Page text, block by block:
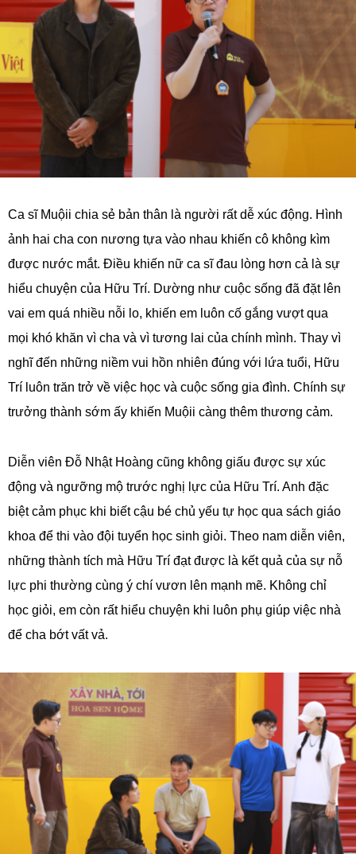
Ca sĩ Muộii chia sẻ bản thân là người rất dễ xúc động. Hình
ảnh hai cha con nương tựa vào nhau khiến cô không kìm
được nước mắt. Điều khiến nữ ca sĩ đau lòng hơn cả là sự
hiểu chuyện của Hữu Trí. Dường như cuộc sống đã đặt lên
vai em quá nhiều nỗi lo, khiến em luôn cố gắng vượt qua
mọi khó khăn vì cha và vì tương lai của chính mình. Thay vì
nghĩ đến những niềm vui hồn nhiên đúng với lứa tuổi, Hữu
Trí luôn trăn trở về việc học và cuộc sống gia đình. Chính sự
trưởng thành sớm ấy khiến Muộii càng thêm thương cảm.
Diễn viên Đỗ Nhật Hoàng cũng không giấu được sự xúc
động và ngưỡng mộ trước nghị lực của Hữu Trí. Anh đặc
biệt cảm phục khi biết cậu bé chủ yếu tự học qua sách giáo
khoa để thi vào đội tuyển học sinh giỏi. Theo nam diễn viên,
những thành tích mà Hữu Trí đạt được là kết quả của sự nỗ
lực phi thường cùng ý chí vươn lên mạnh mẽ. Không chỉ
học giỏi, em còn rất hiểu chuyện khi luôn phụ giúp việc nhà
để cha bớt vất vả.